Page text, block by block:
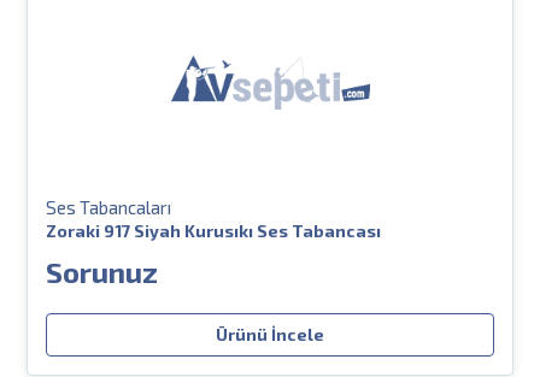
Ses Tabancaları
Zoraki 917 Siyah Kurusıkı Ses Tabancası
Sorunuz
Ürünü İncele